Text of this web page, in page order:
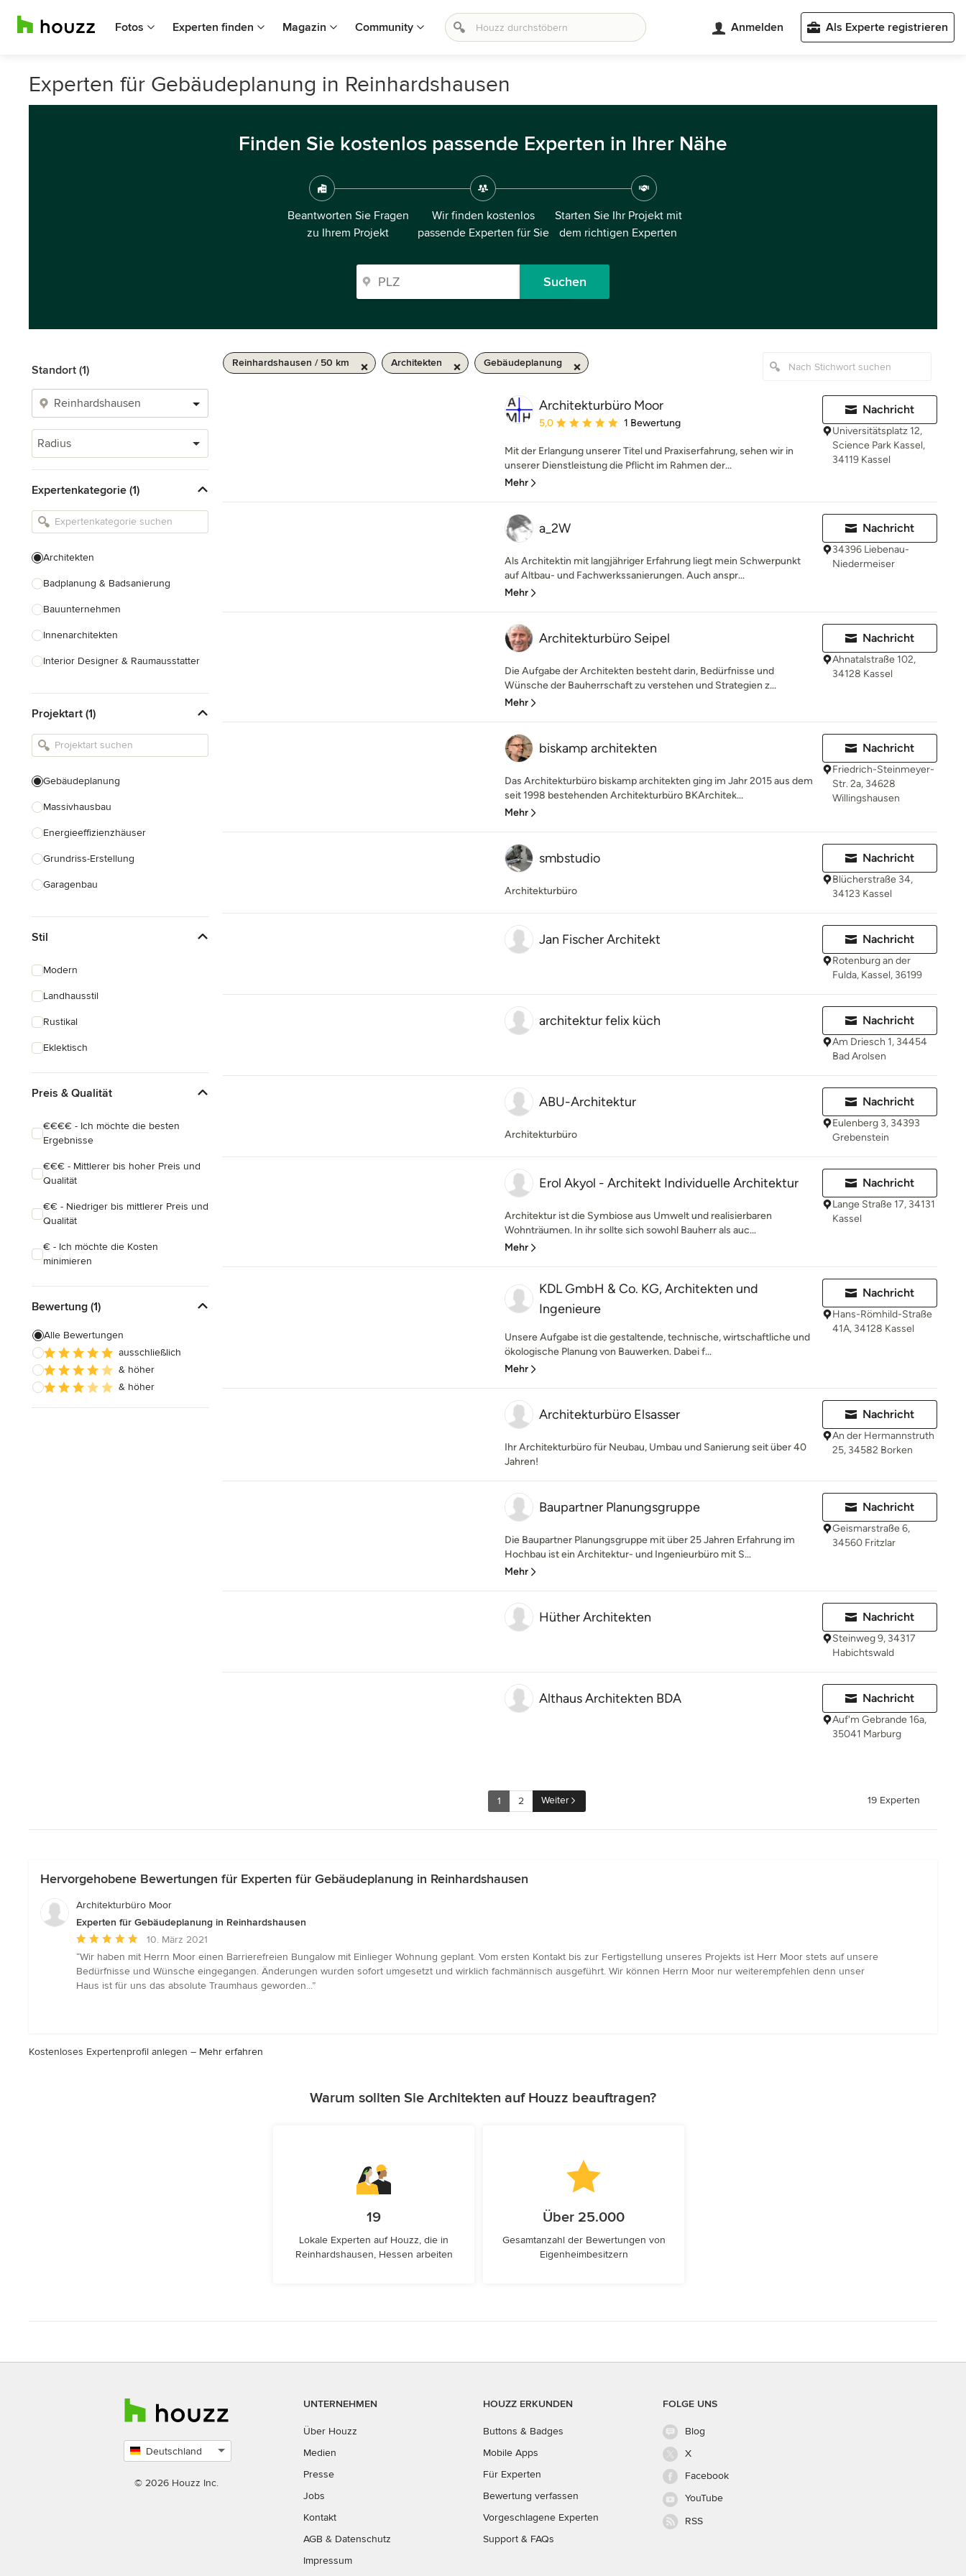
Fotos Experten finden Magazin Community Anmelden Als Experte registrieren
Experten für Gebäudeplanung in Reinhardshausen
Finden Sie kostenlos passende Experten in Ihrer Nähe
Beantworten Sie Fragen
zu Ihrem Projekt
Wir finden kostenlos
passende Experten für Sie
Starten Sie Ihr Projekt mit
dem richtigen Experten
Suchen
Standort (1)
Radius
Expertenkategorie (1)
Architekten
Badplanung & Badsanierung
Bauunternehmen
Innenarchitekten
Interior Designer & Raumausstatter
Landschaftsarchitekten
Armaturen & Sanitärbedarf
Einbauschränke
Projektart (1)
Gebäudeplanung
Massivhausbau
Energieeffizienzhäuser
Grundriss-Erstellung
Garagenbau
Baudenkmalpflege
Alle anzeigen
Stil
Modern
Landhausstil
Rustikal
Eklektisch
Preis & Qualität
€€€€ - Ich möchte die besten
Ergebnisse
€€€ - Mittlerer bis hoher Preis und
Qualität
€€ - Niedriger bis mittlerer Preis und
Qualität
€ - Ich möchte die Kosten
minimieren
Bewertung (1)
Alle Bewertungen
ausschließlich
& höher
& höher
Reinhardshausen / 50 km Architekten Gebäudeplanung
Architekturbüro Moor
Durchschnittliche Bewertung: 5 von 5 Sternen
5,0 1 Bewertung
Mit der Erlangung unserer Titel und Praxiserfahrung, sehen wir in
unserer Dienstleistung die Pflicht im Rahmen der...
Mehr
Nachricht
Universitätsplatz 12,
Science Park Kassel,
34119 Kassel
a_2W
Als Architektin mit langjähriger Erfahrung liegt mein Schwerpunkt
auf Altbau- und Fachwerkssanierungen. Auch anspr...
Mehr
Nachricht
34396 Liebenau-
Niedermeiser
Architekturbüro Seipel
Die Aufgabe der Architekten besteht darin, Bedürfnisse und
Wünsche der Bauherrschaft zu verstehen und Strategien z...
Mehr
Nachricht
Ahnatalstraße 102,
34128 Kassel
biskamp architekten
Das Architekturbüro biskamp architekten ging im Jahr 2015 aus dem
seit 1998 bestehenden Architekturbüro BKArchitek...
Mehr
Nachricht
Friedrich-Steinmeyer-
Str. 2a, 34628
Willingshausen
smbstudio
Architekturbüro
Nachricht
Blücherstraße 34,
34123 Kassel
Jan Fischer Architekt Nachricht
Rotenburg an der
Fulda, Kassel, 36199
architektur felix küch Nachricht
Am Driesch 1, 34454
Bad Arolsen
ABU-Architektur
Architekturbüro
Nachricht
Eulenberg 3, 34393
Grebenstein
Erol Akyol - Architekt Individuelle Architektur
Architektur ist die Symbiose aus Umwelt und realisierbaren
Wohnträumen. In ihr sollte sich sowohl Bauherr als auc...
Mehr
Nachricht
Lange Straße 17, 34131
Kassel
KDL GmbH & Co. KG, Architekten und
Ingenieure
Unsere Aufgabe ist die gestaltende, technische, wirtschaftliche und
ökologische Planung von Bauwerken. Dabei f...
Mehr
Nachricht
Hans-Römhild-Straße
41A, 34128 Kassel
Architekturbüro Elsasser
Ihr Architekturbüro für Neubau, Umbau und Sanierung seit über 40
Jahren!
Nachricht
An der Hermannstruth
25, 34582 Borken
Baupartner Planungsgruppe
Die Baupartner Planungsgruppe mit über 25 Jahren Erfahrung im
Hochbau ist ein Architektur- und Ingenieurbüro mit S...
Mehr
Nachricht
Geismarstraße 6,
34560 Fritzlar
Hüther Architekten Nachricht
Steinweg 9, 34317
Habichtswald
Althaus Architekten BDA Nachricht
Auf'm Gebrande 16a,
35041 Marburg
1 2 Weiter 19 Experten
Hervorgehobene Bewertungen für Experten für Gebäudeplanung in Reinhardshausen
Architekturbüro Moor
Experten für Gebäudeplanung in Reinhardshausen
Durchschnittliche
Bewertung:
5
von
10. März 2021
“Wir haben mit Herrn Moor einen Barrierefreien Bungalow mit Einlieger Wohnung geplant. Vom ersten Kontakt bis zur Fertigstellung unseres Projekts ist Herr Moor stets auf unsere
Bedürfnisse und Wünsche eingegangen. Änderungen wurden sofort umgesetzt und wirklich fachmännisch ausgeführt. Wir können Herrn Moor nur weiterempfehlen denn unser
Haus ist für uns das absolute Traumhaus geworden...”
Kostenloses Expertenprofil anlegen – Mehr erfahren
Warum sollten Sie Architekten auf Houzz beauftragen?
19
Lokale Experten auf Houzz, die in
Reinhardshausen, Hessen arbeiten
Über 25.000
Gesamtanzahl der Bewertungen von
Eigenheimbesitzern
Deutschland
auswählen
© 2026 Houzz Inc.
UNTERNEHMEN
Über Houzz
Medien
Presse
Jobs
Kontakt
AGB & Datenschutz
Impressum
HOUZZ ERKUNDEN
Buttons & Badges
Mobile Apps
Für Experten
Bewertung verfassen
Vorgeschlagene Experten
Support & FAQs
FOLGE UNS
Blog
X
Facebook
YouTube
RSS